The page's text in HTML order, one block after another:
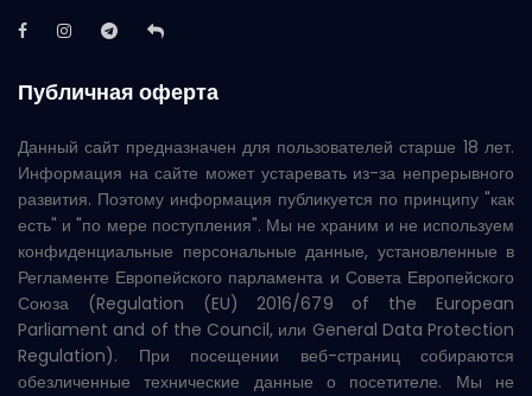
Публичная оферта
Данный сайт предназначен для пользователей старше 18 лет.
Информация на сайте может устаревать из-за непрерывного
развития. Поэтому информация публикуется по принципу "как
есть" и "по мере поступления". Мы не храним и не используем
конфиденциальные персональные данные, установленные в
Регламенте Европейского парламента и Совета Европейского
Союза (Regulation (EU) 2016/679 of the European
Parliament and of the Council, или General Data Protection
Regulation). При посещении веб-страниц собираются
обезличенные технические данные о посетителе. Мы не